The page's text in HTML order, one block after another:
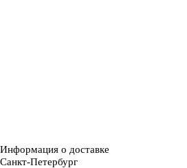
Информация о доставке
Санкт-Петербург